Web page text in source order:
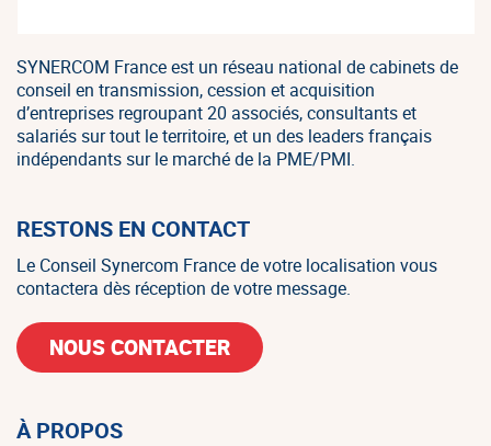
SYNERCOM France est un réseau national de cabinets de
conseil en transmission, cession et acquisition
d’entreprises regroupant 20 associés, consultants et
salariés sur tout le territoire, et un des leaders français
indépendants sur le marché de la PME/PMI.
RESTONS EN CONTACT
Le Conseil Synercom France de votre localisation vous
contactera dès réception de votre message.
NOUS CONTACTER
À PROPOS